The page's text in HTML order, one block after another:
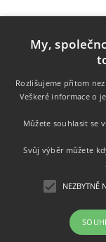
My,
Rozlišujeme přitom
Veškeré informace o
Můžete souhlasit se
Svůj výběr můžete
NEZBYTNĚ